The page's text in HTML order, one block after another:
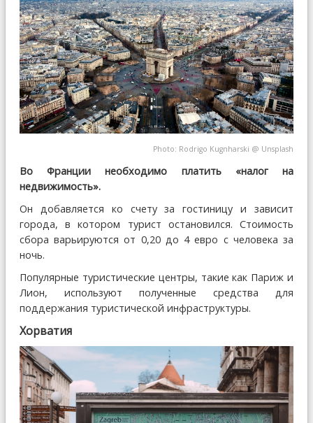
Photo: Rodrigo Kugnharski @ Unsplash
Во Франции необходимо платить «налог на
недвижимость».
Он добавляется ко счету за гостиницу и зависит
города, в котором турист остановился. Стоимость
сбора варьируются от 0,20 до 4 евро с человека за
ночь.
Популярные туристические центры, такие как Париж и
Лион, используют полученные средства для
поддержания туристической инфраструктуры.
Хорватия